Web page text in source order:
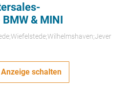
& MINI
Anzeige schalten